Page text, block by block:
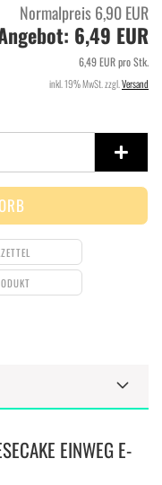
Normalpreis 6,90 EUR
6,49 EUR
6,49 EUR pro Stk.
inkl. 19% MwSt. zzgl. Versand
EINWEG E-